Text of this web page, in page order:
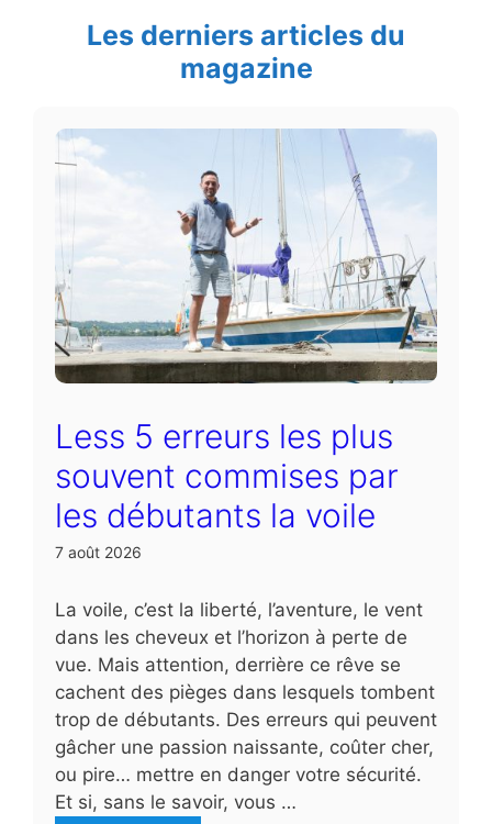
Les derniers articles du
magazine
Less 5 erreurs les plus
souvent commises par
les débutants la voile
7 août 2026
La voile, c’est la liberté, l’aventure, le vent
dans les cheveux et l’horizon à perte de
vue. Mais attention, derrière ce rêve se
cachent des pièges dans lesquels tombent
trop de débutants. Des erreurs qui peuvent
gâcher une passion naissante, coûter cher,
ou pire… mettre en danger votre sécurité.
Et si, sans le savoir, vous …